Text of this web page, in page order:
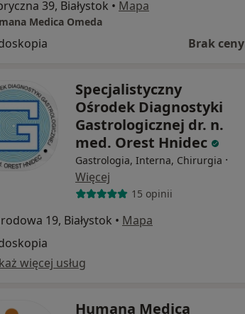
39, Białystok • Mapa
Medica Omeda
Brak ceny
Specjalistyczny
Ośrodek Diagnostyki
Gastrologicznej dr. n.
med. Orest Hnidec
Gastrologia, Interna, Chirurgia ·
Więcej
15 opinii
19, Białystok • Mapa
więcej usług
Humana Medica